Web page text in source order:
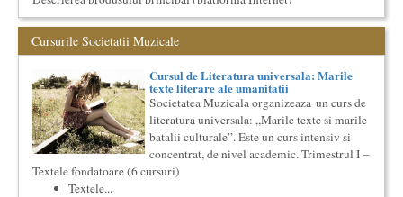
Obiectivul proiectului este de a construi un sistem complex de
market...
Imaginary Beyond Reality
Expozitie de arta fotografica
Spatiu: neoBhoema Art & Social Lab, Palatul Universul,
...
Precizari legate de formatul de predare a cursurilor de
Cultura universala
Am primit multe intrebari legate de felul in care se desfasoara
Cursurile Societatii Muzicale
Cursul de Literatura universala: Marile
texte literare ale umanitatii
Societatea Muzicala organizeaza un curs de
literatura universala: „Marile texte si marile
batalii culturale”. Este un curs intensiv si
concentrat, de nivel academic. Trimestrul I –
Textele fondatoare (6 cursuri)
Textele...